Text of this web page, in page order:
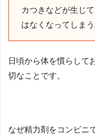
カつきなどが生じ
はなくなってしま
日頃から体を慣らして
切なことです。
なぜ精力剤をコンビニ